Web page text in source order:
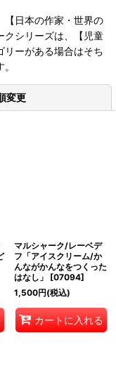
【日本の作家・世界の
クシリーズは、【児童
リーがある場合はそち
変更
マルシャーク/レーベデ
フ「アイスクリーム/か
んながかんなをつくった
はなし」
[07094]
1,500円(税込)
カートに入れる